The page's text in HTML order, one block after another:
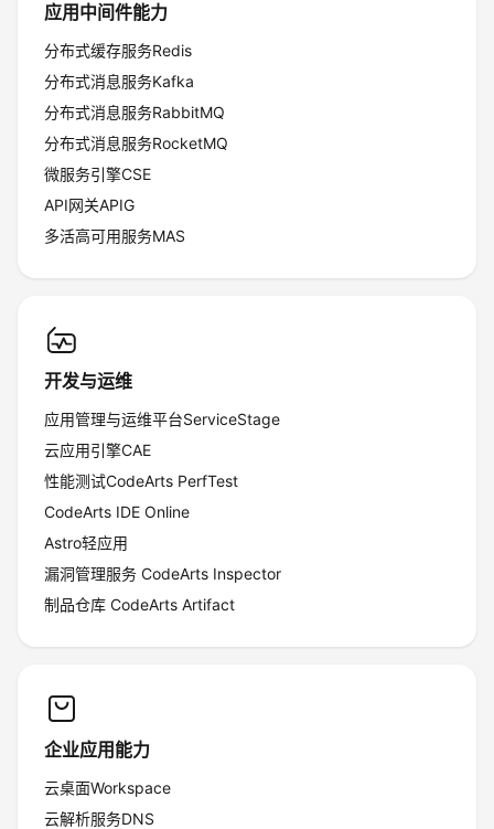
应用中间件能力
分布式缓存服务Redis
分布式消息服务Kafka
分布式消息服务RabbitMQ
分布式消息服务RocketMQ
微服务引擎CSE
API网关APIG
多活高可用服务MAS
开发与运维
应用管理与运维平台ServiceStage
云应用引擎CAE
性能测试CodeArts PerfTest
CodeArts IDE Online
Astro轻应用
漏洞管理服务 CodeArts Inspector
制品仓库 CodeArts Artifact
企业应用能力
云桌面Workspace
云解析服务DNS